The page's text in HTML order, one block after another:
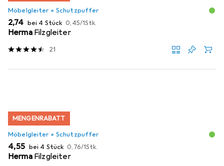
Möbelgleiter + Schutzpuffer
EUR
2,74 bei 4 Stück EUR
0,45/1Stk.
Herma Filzgleiter
21
MENGENRABATT
Möbelgleiter + Schutzpuffer
EUR
4,55 bei 4 Stück EUR
0,76/1Stk.
Herma Filzgleiter